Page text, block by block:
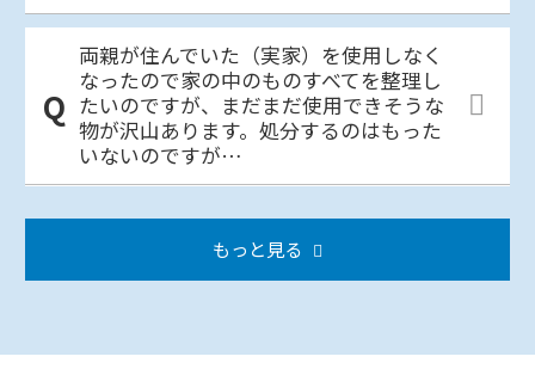
両親が住んでいた（実家）を使用しなく
なったので家の中のものすべてを整理し
たいのですが、まだまだ使用できそうな
物が沢山あります。処分するのはもった
いないのですが…
もっと見る